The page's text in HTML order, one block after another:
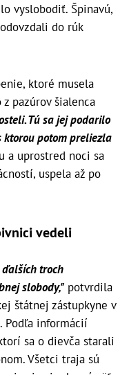
vyslobodiť. Špinavú,
do rúk
ktoré musela
z pazúrov šialenca
Tú sa jej podarilo
ktorou potom preliezla
a uprostred noci sa
uspela až po
vedeli
troch
slobody," potvrdila
štátnej zástupkyne v
Podľa informácií
sa o dievča starali
Všetci traja sú